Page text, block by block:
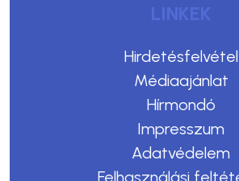
LINKEK
Hirdetésfelvétel
Médiaajánlat
Hírmondó
Impresszum
Adatvédelem
Felhasználási